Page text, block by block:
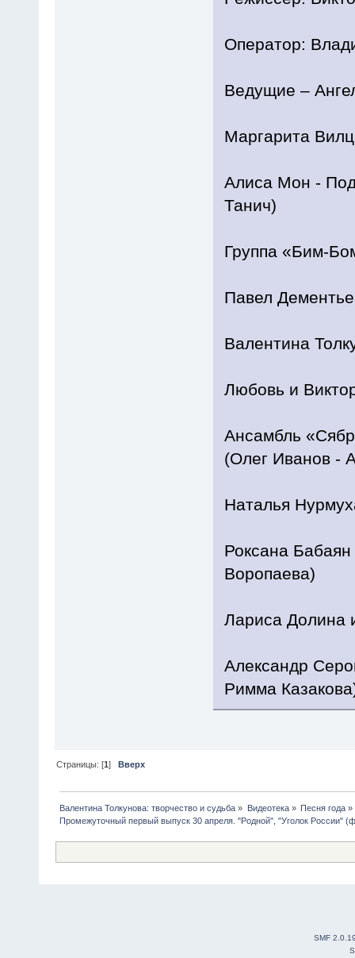
Оператор:
Ведущие –
Маргарита
Алиса Мон -
Танич)
Группа «Бим-
Павел
Валентина
Любовь и
Ансамбль
(Олег Иванов -
Наталья
Роксана
Воропаева)
Лариса Долина
Александр
Римма
Страницы: [1]Вверх
Валентина Толкунова: творчество и судьба » Видеотека» Песня года»
Промежуточный первый выпуск 30 апреля. "Родной", "Уголок России"
SMF